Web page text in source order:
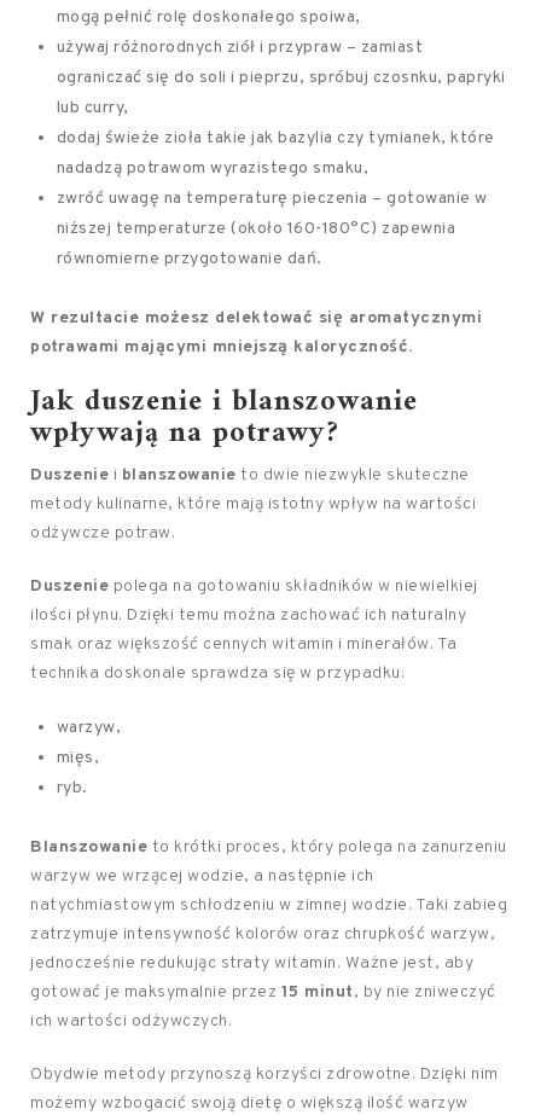
mogą pełnić rolę doskonałego spoiwa,
używaj różnorodnych ziół i przypraw – zamiast
ograniczać się do soli i pieprzu, spróbuj czosnku, papryki
lub curry,
dodaj świeże zioła takie jak bazylia czy tymianek, które
nadadzą potrawom wyrazistego smaku,
zwróć uwagę na temperaturę pieczenia – gotowanie w
niższej temperaturze (około 160-180°C) zapewnia
równomierne przygotowanie dań.
W rezultacie możesz delektować się aromatycznymi
potrawami mającymi mniejszą kaloryczność.
Jak duszenie i blanszowanie
wpływają na potrawy?
Duszenie i blanszowanie to dwie niezwykle skuteczne
metody kulinarne, które mają istotny wpływ na wartości
odżywcze potraw.
Duszenie polega na gotowaniu składników w niewielkiej
ilości płynu. Dzięki temu można zachować ich naturalny
smak oraz większość cennych witamin i minerałów. Ta
technika doskonale sprawdza się w przypadku:
warzyw,
mięs,
ryb.
Blanszowanie to krótki proces, który polega na zanurzeniu
warzyw we wrzącej wodzie, a następnie ich
natychmiastowym schłodzeniu w zimnej wodzie. Taki zabieg
zatrzymuje intensywność kolorów oraz chrupkość warzyw,
jednocześnie redukując straty witamin. Ważne jest, aby
gotować je maksymalnie przez 15 minut, by nie zniweczyć
ich wartości odżywczych.
Obydwie metody przynoszą korzyści zdrowotne. Dzięki nim
możemy wzbogacić swoją dietę o większą ilość warzyw